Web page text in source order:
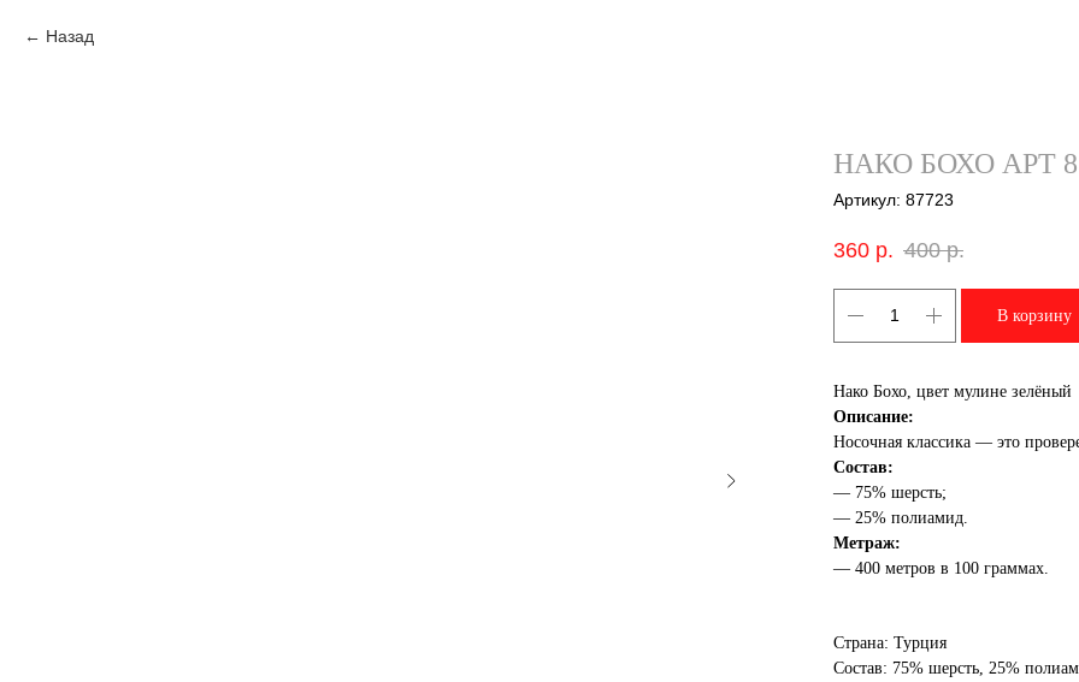
Назад
НАКО БОХО АРТ
Артикул: 87723
360 р. 400 р.
В корзину
Нако Бохо, цвет мулине зелёный
Описание:
Носочная классика — это
Состав:
— 75% шерсть;
— 25% полиамид.
Метраж:
— 400 метров в 100 граммах.
Страна: Турция
Состав: 75% шерсть, 25%